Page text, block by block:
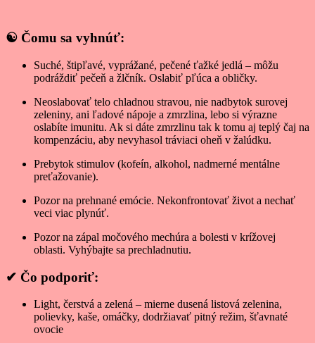
☯ Čomu sa vyhnúť:
Suché, štipľavé, vyprážané, pečené ťažké jedlá – môžu
podráždiť pečeň a žlčník. Oslabiť pľúca a obličky.
Neoslabovať telo chladnou stravou, nie nadbytok surovej
zeleniny, ani ľadové nápoje a zmrzlina, lebo si výrazne
oslabíte imunitu. Ak si dáte zmrzlinu tak k tomu aj teplý čaj na
kompenzáciu, aby nevyhasol tráviaci oheň v žalúdku.
Prebytok stimulov (kofeín, alkohol, nadmerné mentálne
preťažovanie).
Pozor na prehnané emócie. Nekonfrontovať život a nechať
veci viac plynúť.
Pozor na zápal močového mechúra a bolesti v krížovej
oblasti. Vyhýbajte sa prechladnutiu.
✔ Čo podporiť:
Light, čerstvá a zelená – mierne dusená listová zelenina,
polievky, kaše, omáčky, dodržiavať pitný režim, šťavnaté
ovocie